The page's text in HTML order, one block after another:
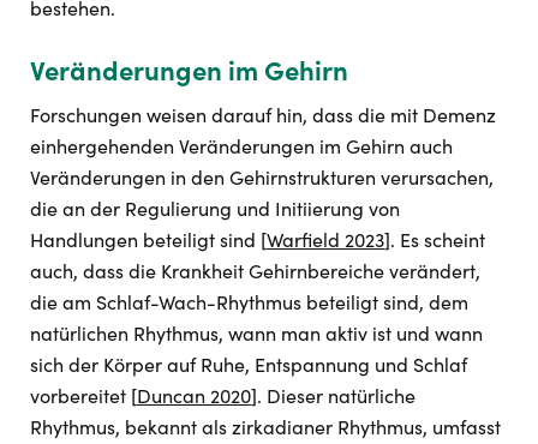
bestehen.
Veränderungen im Gehirn
Forschungen weisen darauf hin, dass die mit Demenz
einhergehenden Veränderungen im Gehirn auch
Veränderungen in den Gehirnstrukturen verursachen,
die an der Regulierung und Initiierung von
Handlungen beteiligt sind [Warfield 2023]. Es scheint
auch, dass die Krankheit Gehirnbereiche verändert,
die am Schlaf-Wach-Rhythmus beteiligt sind, dem
natürlichen Rhythmus, wann man aktiv ist und wann
sich der Körper auf Ruhe, Entspannung und Schlaf
vorbereitet [Duncan 2020]. Dieser natürliche
Rhythmus, bekannt als zirkadianer Rhythmus, umfasst